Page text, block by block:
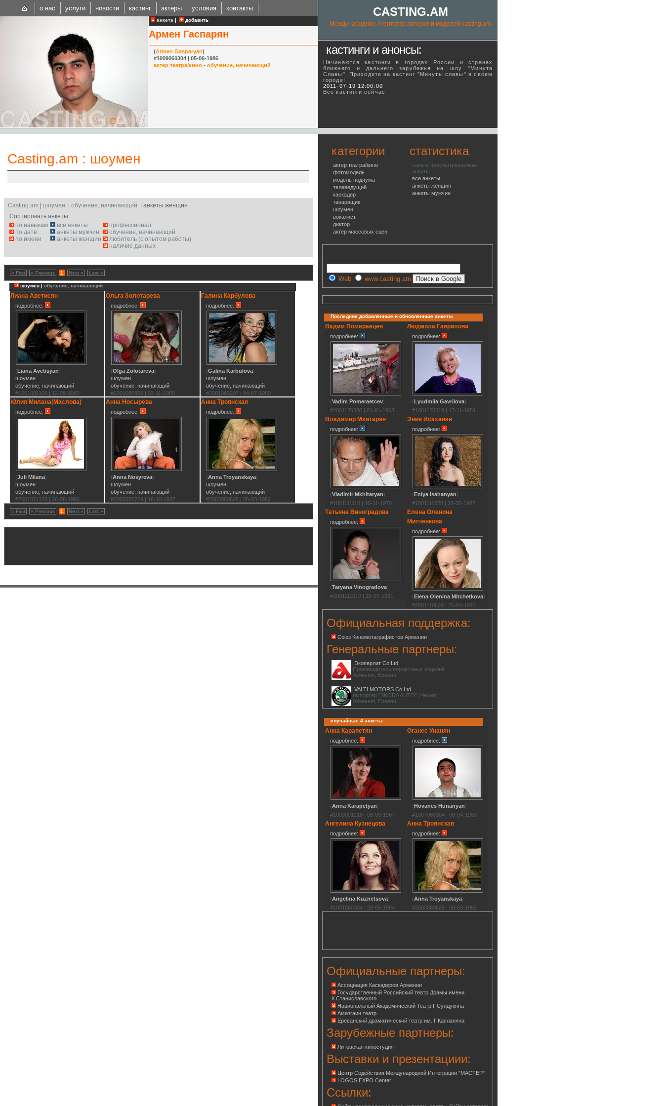
анкета | добавить
Армен Гаспарян
(Armen Gasparyan)
#1009060304 | 05-06-1986
актер театра/кино - обучение, начинающий
Casting.am : шоумен
Casting.am шоумен обучение, начинающий | анкеты женщин
Сортировать анкеты:
по навыкам
по дате
по имени
все анкеты
анкеты мужчин
анкеты женщин
профессионал
обучение, начинающий
любитель (с опытом работы)
наличие данных
« First « Previous 1 Next » Last »
шоумен | обучение, начинающий
Лиана Аветисян
подробнее:
(Liana Avetisyan)
шоумен
обучение, начинающий
#1001081106 | 12-09-1983
Ольга Золотарева
подробнее:
(Olga Zolotareva)
шоумен
обучение, начинающий
#2001080609 | 03-11-1980
Галина Карбулова
подробнее:
(Galina Karbulova)
шоумен
обучение, начинающий
#2001060207 | 04-07-1980
Юлия Милана(Маслова)
подробнее:
(Juli Milana)
шоумен
обучение, начинающий
#2001071128 | 26-08-1986
Анна Носырева
подробнее:
(Anna Nosyreva)
шоумен
обучение, начинающий
#2003070724 | 16-10-1987
Анна Троянская
подробнее:
(Anna Troyanskaya)
шоумен
обучение, начинающий
#2003080628 | 06-03-1982
« First « Previous 1 Next » Last »
о нас услуги новости кастинг актеры условия контакты CASTING.AM
Международное Агентство актеров и моделей casting.am
кастинги и анонсы:
Начинаются кастинги в городах России и странах
ближнего и дальнего зарубежья на шоу "Минута
Славы". Приходите на кастинг "Минуты славы" в своeм
городе!
2011-07-19 12:00:00
Все кастинги сейчас
категории
актер театра/кино
фотомодель
модель подиума
телеведущий
каскадер
танцовщик
шоумен
вокалист
диктор
актёр массовых сцен
статистика
самые просматреваемые
анкеты
все анкеты
анкеты женщин
анкеты мужчин
Web www.casting.am
Последние добавленные и обновленные анкеты
Вадим Помераецев
подробнее:
(Vadim Pomeraetcev)
#2001120330 | 01-01-1963
Людмила Гаврилова
подробнее:
(Lyudmila Gavrilova)
#1001120319 | 17-11-1951
Владимир Мхитарян
подробнее:
(Vladimir Mkhitaryan)
#1001111118 | 10-11-1970
Эния Исаханян
подробнее:
(Eniya Isahanyan)
#1001111028 | 20-05-1982
Татьяна Виноградова
подробнее:
(Tatyana Vinogradova)
#2001111019 | 10-07-1991
Елена Оленина
Митченкова
подробнее:
(Elena Olenina Mitchetkova)
#2001110620 | 26-04-1974
Официальная поддержка:
Союз Кинемотаграфистов Армении
Генеральные партнеры:
Экоперлит Co.Ltd
Производитель перлитовых изделий
Армения, Ереван
VALTI MOTORS Co.Ltd
импортер "SKODA AUTO" (Чехия)
Армения, Ереван
случайные 4 анкеты
Анна Карапетян
подробнее:
(Anna Karapetyan)
#1003091218 | 08-09-1967
Оганес Унанян
подробнее:
(Hovanes Hunanyan)
#1007060304 | 08-04-1983
Ангелина Кузнецова
подробнее:
(Angelina Kuznetsova)
#1001060304 | 28-05-1984
Анна Троянская
подробнее:
(Anna Troyanskaya)
#2003080628 | 06-03-1982
Официальные партнеры:
Ассоциация Каскадеров Армении
Государственный Российский театр Драмы имени
К.Станиславского
Национальный Академический Театр Г.Сундукяна
Амазгаин театр
Ереванский драматический театр им. Г.Капланяна
Зарубежные партнеры:
Литовская киностудия
Выставки и презентациии:
Центр Содействия Международной Интеграции "МАСТЕР"
LOGOS EXPO Center
Ссылки: